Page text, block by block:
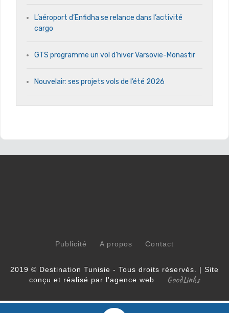
L’aéroport d’Enfidha se relance dans l’activité
cargo
GTS programme un vol d’hiver Varsovie-Monastir
Nouvelair: ses projets vols de l’été 2026
Publicité A propos Contact
2019 © Destination Tunisie - Tous droits réservés. | Site
conçu et réalisé par l'agence web
GoodLinks